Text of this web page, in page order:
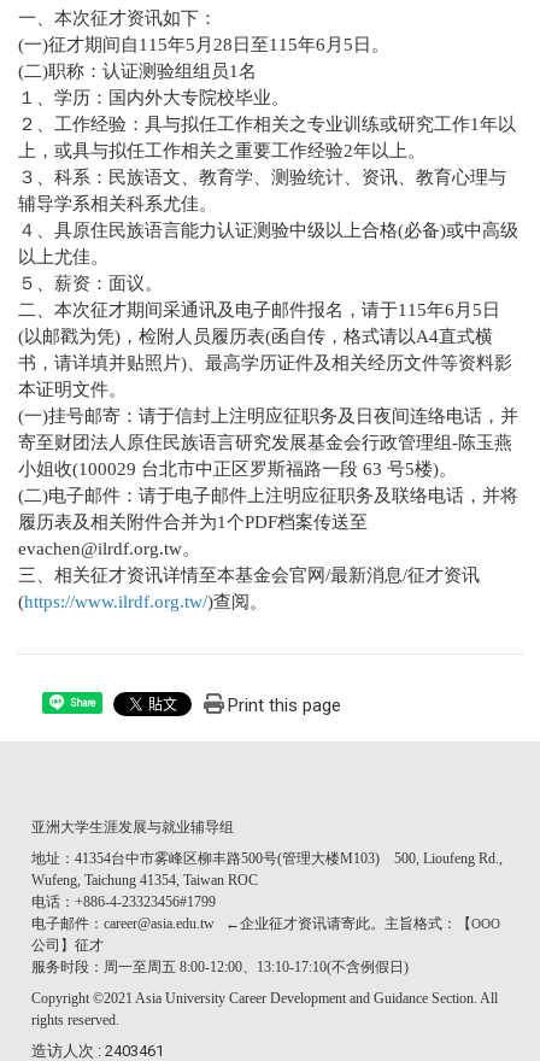
一、本次征才资讯如下：
(一)征才期间自115年5月28日至115年6月5日。
(二)职称：认证测验组组员1名
１、学历：国内外大专院校毕业。
２、工作经验：具与拟任工作相关之专业训练或研究工作1年以
上，或具与拟任工作相关之重要工作经验2年以上。
３、科系：民族语文、教育学、测验统计、资讯、教育心理与
辅导学系相关科系尤佳。
４、具原住民族语言能力认证测验中级以上合格(必备)或中高级
以上尤佳。
５、薪资：面议。
二、本次征才期间采通讯及电子邮件报名，请于115年6月5日
(以邮戳为凭)，检附人员履历表(函自传，格式请以A4直式横
书，请详填并贴照片)、最高学历证件及相关经历文件等资料影
本证明文件。
(一)挂号邮寄：请于信封上注明应征职务及日夜间连络电话，并
寄至财团法人原住民族语言研究发展基金会行政管理组-陈玉燕
小姐收(100029 台北市中正区罗斯福路一段 63 号5楼)。
(二)电子邮件：请于电子邮件上注明应征职务及联络电话，并将
履历表及相关附件合并为1个PDF档案传送至
evachen@ilrdf.org.tw。
三、相关征才资讯详情至本基金会官网/最新消息/征才资讯
(https://www.ilrdf.org.tw/)查阅。
Share Print this page
亚洲大学生涯发展与就业辅导组
地址：41354台中市雾峰区柳丰路500号(管理大楼M103) 500, Lioufeng Rd.,
Wufeng, Taichung 41354, Taiwan ROC
电话：+886-4-23323456#1799
电子邮件：career@asia.edu.tw ←企业征才资讯请寄此。主旨格式：【OOO
公司】征才
服务时段：周一至周五 8:00-12:00、13:10-17:10(不含例假日)
Copyright ©2021 Asia University Career Development and Guidance Section. All
rights reserved.
造访人次 : 2403461